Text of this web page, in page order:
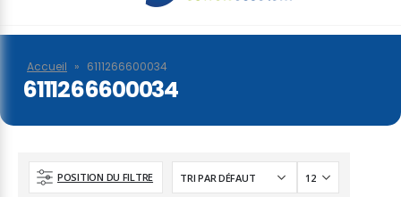
Accueil » 6111266600034
6111266600034
POSITION DU FILTRE